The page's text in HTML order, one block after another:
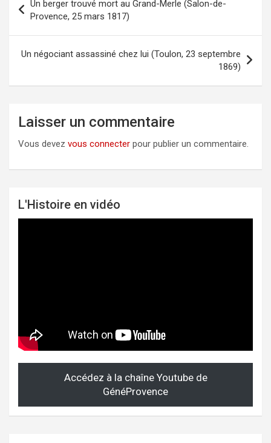
Navigation
l’article
Un berger trouvé mort au Grand-Merle (Salon-de-
Provence, 25 mars 1817)
Un négociant assassiné chez lui (Toulon, 23 septembre
1869)
Laisser un commentaire
Vous devez vous connecter pour publier un commentaire.
L'Histoire en vidéo
Accédez à la chaîne Youtube de
GénéProvence